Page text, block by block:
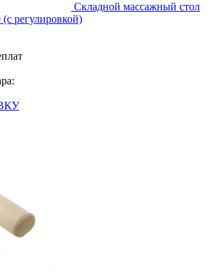
Складной массажный стол
регулировкой)